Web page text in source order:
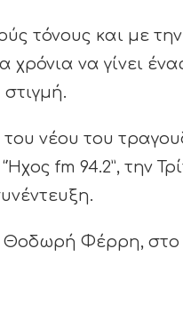
τόνους και με
χρόνια να γίνει
νέου του
fm 94.2”, την
Θοδωρή Φέρρη,